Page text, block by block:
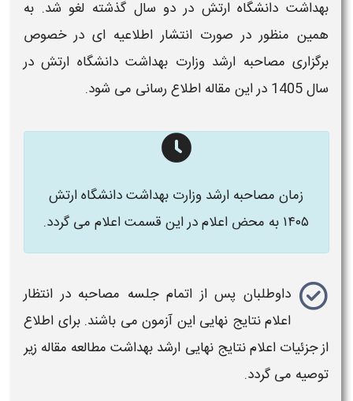
بهداشت دانشگاه ارتش در دو سال گذشته لغو شد. به
همین منظور در صورت انتشار اطلاعیه ای در خصوص
برگزاری مصاحبه ارشد وزارت بهداشتدانشگاه ارتش در
سال 1405
در این مقاله اطلاع رسانی می شود.
زمان مصاحبه ارشد وزارت بهداشت دانشگاه ارتش
۱۴۰۵ به محض اعلام
در این قسمت اعلام می گردد.
داوطلبان پس از اتمام جلسه مصاحبه در انتظار
اعلام نتایج نهایی این آزمون می باشند. برای اطلاع
از جزئیاتاعلام نتایج نهایی ارشد بهداشتمطالعه مقاله زیر
توصیه می گردد.